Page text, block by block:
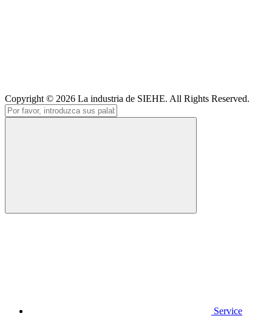
Copyright © 2026 La industria de SIEHE. All Rights Reserved.
Service